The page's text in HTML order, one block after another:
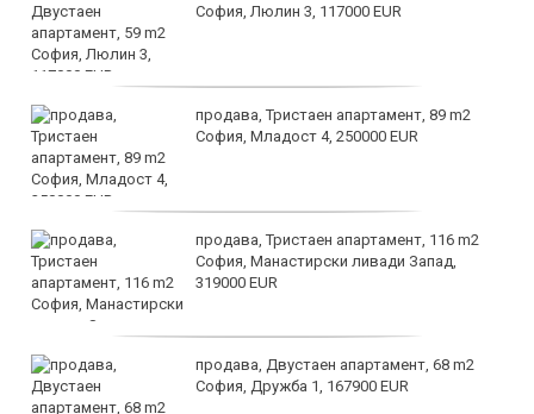
София, Люлин 3, 117000 EUR
продава, Тристаен апартамент, 89 m2
София, Младост 4, 250000 EUR
продава, Тристаен апартамент, 116 m2
София, Манастирски ливади Запад,
319000 EUR
продава, Двустаен апартамент, 68 m2
София, Дружба 1, 167900 EUR